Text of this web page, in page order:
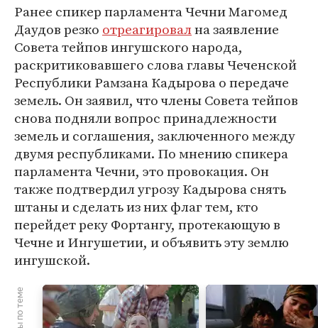
Ранее спикер парламента Чечни Магомед
Даудов резко отреагировална заявление
Совета тейпов ингушского народа,
раскритиковавшего слова главы Чеченской
Республики Рамзана Кадырова о передаче
земель. Он заявил, что члены Совета тейпов
снова подняли вопрос принадлежности
земель и соглашения, заключенного между
двумя республиками. По мнению спикера
парламента Чечни, это провокация. Он
также подтвердил угрозу Кадырова снять
штаны и сделать из них флаг тем, кто
перейдет реку Фортангу, протекающую в
Чечне и Ингушетии, и объявить эту землю
ингушской.